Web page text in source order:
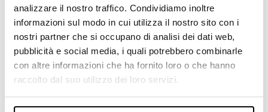
analizzare il nostro traffico. Condividiamo inoltre
informazioni sul modo in cui utilizza il nostro sito con i
nostri partner che si occupano di analisi dei dati web,
pubblicità e social media, i quali potrebbero combinarle
con altre informazioni che ha fornito loro o che hanno
raccolto dal suo utilizzo dei loro servizi.